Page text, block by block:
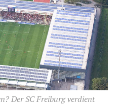
Der SC Freiburg verdient